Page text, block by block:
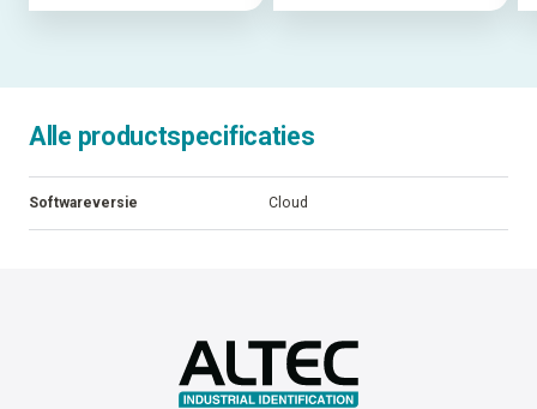
Alle productspecificaties
Softwareversie Cloud